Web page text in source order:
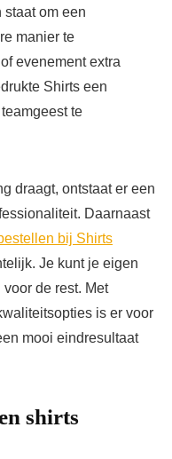
om een
manier te
evenement extra
Shirts een
te
draagt, ontstaat er een
Daarnaast
bij Shirts
Je kunt je eigen
de rest. Met
is er voor
mooi eindresultaat
shirts